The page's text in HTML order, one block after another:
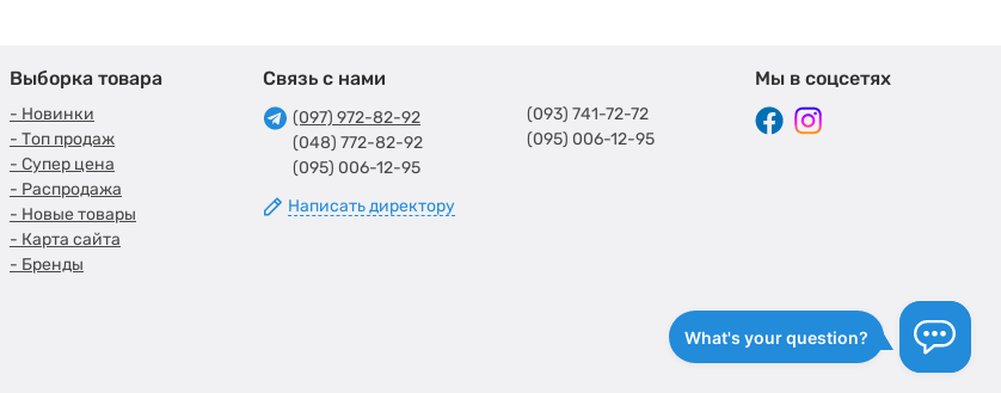
Выборка товара
- Новинки
- Топ продаж
- Супер цена
- Распродажа
- Новые товары
- Карта сайта
- Бренды
Связь с нами
(097) 972-82-92
(048) 772-82-92
(095) 006-12-95
Написать директору
(093) 741-72-72
(095) 006-12-95
Мы в соцсетях